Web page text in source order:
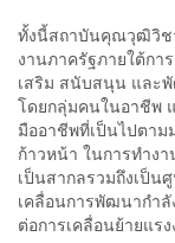
ทั้งนี้สถาบันคุณวุฒิวิช
งานภาครัฐภายใต้กา
เสริม สนับสนุน และ
โดยกลุ่มคนในอาชีพ
มืออาชีพที่เป็นไปตาม
ก้าวหน้า ในการทำง
เป็นสากลรวมถึงเป็น
เคลื่อนการพัฒนากำ
ต่อการเคลื่อนย้ายแร